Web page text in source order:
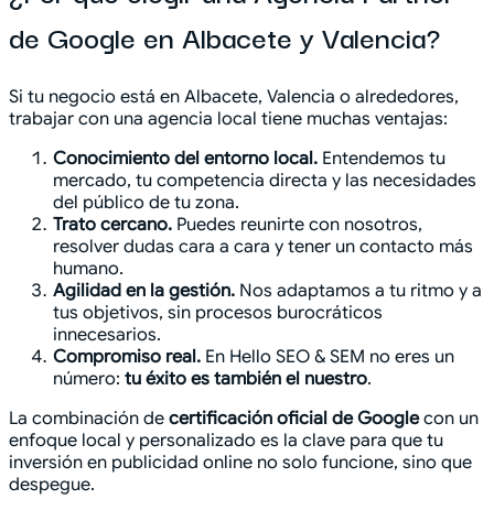
de Google en Albacete y Valencia?
Si tu negocio está en Albacete, Valencia o alrededores,
trabajar con una agencia local tiene muchas ventajas:
Conocimiento del entorno local. Entendemos tu
mercado, tu competencia directa y las necesidades
del público de tu zona.
Trato cercano. Puedes reunirte con nosotros,
resolver dudas cara a cara y tener un contacto más
humano.
Agilidad en la gestión. Nos adaptamos a tu ritmo y a
tus objetivos, sin procesos burocráticos
innecesarios.
Compromiso real. En Hello SEO & SEM no eres un
número: tu éxito es también el nuestro.
La combinación de certificación oficial de Googlecon un
enfoque local y personalizado es la clave para que tu
inversión en publicidad online no solo funcione, sino que
despegue.